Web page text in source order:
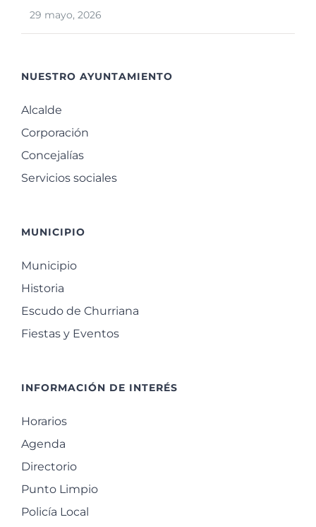
29 mayo, 2026
NUESTRO AYUNTAMIENTO
Alcalde
Corporación
Concejalías
Servicios sociales
MUNICIPIO
Municipio
Historia
Escudo de Churriana
Fiestas y Eventos
INFORMACIÓN DE INTERÉS
Horarios
Agenda
Directorio
Punto Limpio
Policía Local